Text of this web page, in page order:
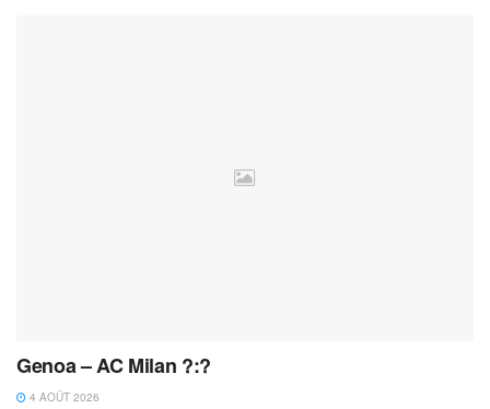
Genoa – AC Milan ?:?
4 AOÛT 2026